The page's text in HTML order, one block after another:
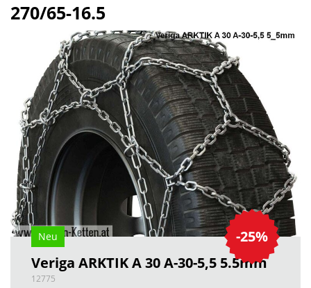
270/65-16.5
-25%
Neu
Veriga ARKTIK A 30 A-30-5,5 5.5mm
12775